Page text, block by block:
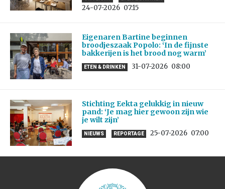
24-07-2026 07:15
Eigenaren Bartine beginnen
broodjeszaak Popolo: ‘In de fijnste
bakkerijen is het brood nog warm’
ETEN & DRINKEN 31-07-2026 08:00
Stichting Eekta gelukkig in nieuw
pand: ‘Je mag hier gewoon zijn wie
je wilt zijn’
NIEUWS REPORTAGE 25-07-2026 07:00